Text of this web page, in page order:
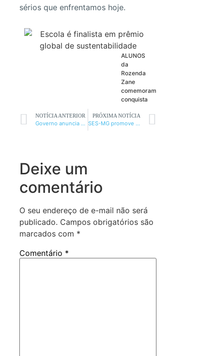
sérios que enfrentamos hoje.
ALUNOS
da
Rozenda
Zane
comemoram
conquista
NOTÍCIA ANTERIOR
Governo anuncia novos editais para obras
PRÓXIMA NOTÍCIA
SES-MG promove 1º Seminário de Supervisão Clínico-Institucional
Deixe um
comentário
O seu endereço de e-mail não será
publicado. Campos obrigatórios são
marcados com *
Comentário *